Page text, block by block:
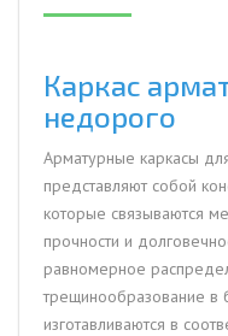
Каркас
недорого
Арматурные каркасы
представляют собой
которые связываются
прочности и
равномерное
трещинообразование в
изготавливаются в